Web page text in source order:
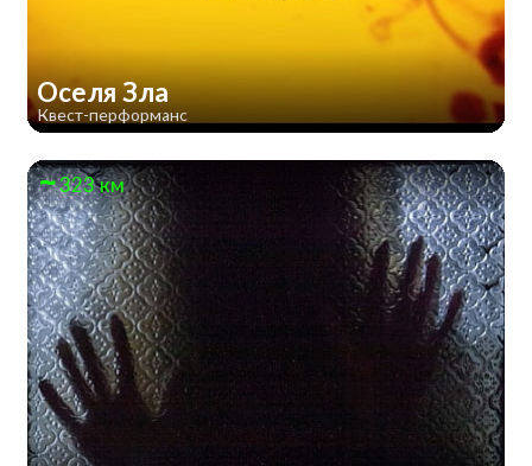
Оселя Зла
Квест-перформанс
323 км